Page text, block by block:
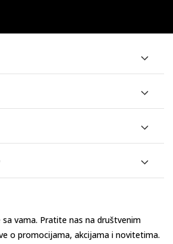
vama. Pratite nas na društvenim
o promocijama, akcijama i novitetima.